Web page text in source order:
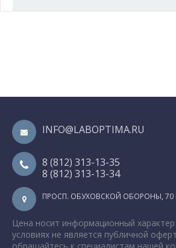
INFO@LABOPTIMA.RU
8 (812) 313-13-35
8 (812) 313-13-34
ПРОСП. ОБУХОВСКОЙ ОБОРОНЫ, 70
Цена носит информационный характер
условиях не является публичной